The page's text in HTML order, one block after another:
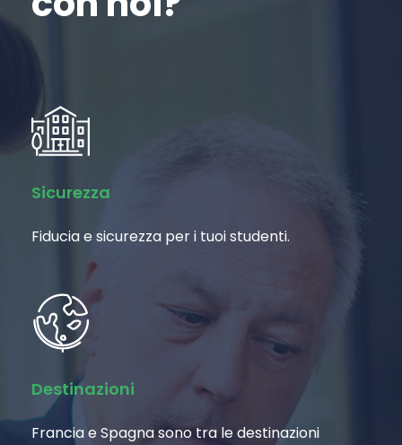
Sicurezza
Fiducia e sicurezza per i tuoi studenti.
Destinazioni
Francia e Spagna sono tra le destinazioni